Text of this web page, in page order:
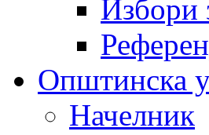
Избори
Општинска
Начелник